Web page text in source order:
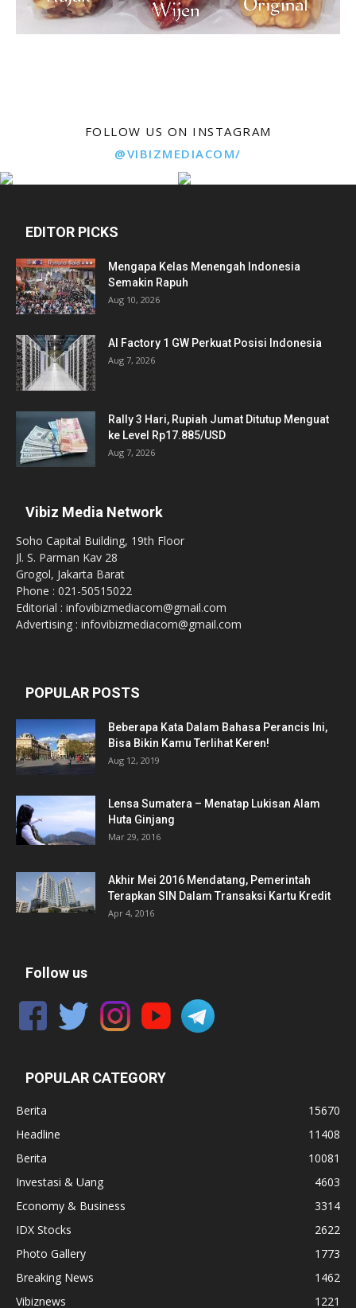
FOLLOW US ON INSTAGRAM
@VIBIZMEDIACOM/
EDITOR PICKS
Mengapa Kelas Menengah Indonesia
Semakin Rapuh
Aug 10, 2026
AI Factory 1 GW Perkuat Posisi Indonesia
Aug 7, 2026
Rally 3 Hari, Rupiah Jumat Ditutup Menguat
ke Level Rp17.885/USD
Aug 7, 2026
Vibiz Media Network
Soho Capital Building, 19th Floor
Jl. S. Parman Kav 28
Grogol, Jakarta Barat
Phone : 021-50515022
Editorial : infovibizmediacom@gmail.com
Advertising : infovibizmediacom@gmail.com
POPULAR POSTS
Beberapa Kata Dalam Bahasa Perancis Ini,
Bisa Bikin Kamu Terlihat Keren!
Aug 12, 2019
Lensa Sumatera – Menatap Lukisan Alam
Huta Ginjang
Mar 29, 2016
Akhir Mei 2016 Mendatang, Pemerintah
Terapkan SIN Dalam Transaksi Kartu Kredit
Apr 4, 2016
Follow us
POPULAR CATEGORY
Berita
15670
Headline
11408
Berita
10081
Investasi & Uang
4603
Economy & Business
3314
IDX Stocks
2622
Photo Gallery
1773
Breaking News
1462
Vibiznews
1221